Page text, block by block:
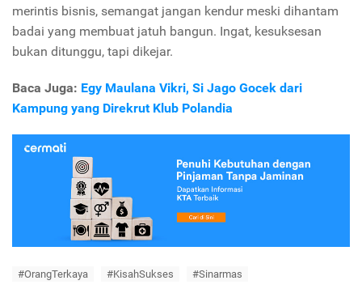
merintis bisnis, semangat jangan kendur meski dihantam
badai yang membuat jatuh bangun. Ingat, kesuksesan
bukan ditunggu, tapi dikejar.
Baca Juga: Egy Maulana Vikri, Si Jago Gocek dari
Kampung yang Direkrut Klub Polandia
#OrangTerkaya #KisahSukses #Sinarmas